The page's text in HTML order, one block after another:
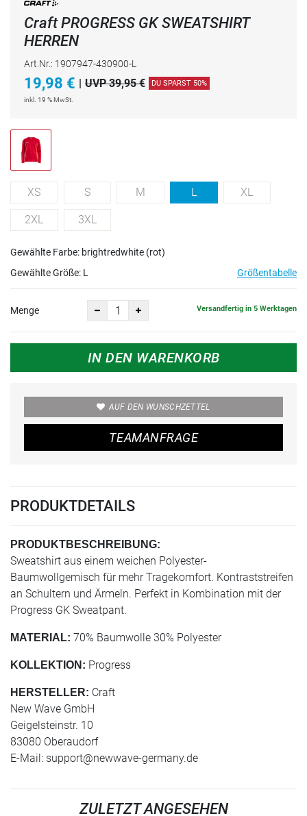
Craft PROGRESS GK SWEATSHIRT
HERREN
Art.Nr.: 1907947-430900-L
19,98 € | UVP 39,95 € DU SPARST 50%
inkl. 19 % MwSt.
XS S M L XL
2XL 3XL
Gewählte Farbe: brightredwhite (rot)
Gewählte Größe: L Größentabelle
Menge Versandfertig in 5 Werktagen
IN DEN WARENKORB
AUF DEN WUNSCHZETTEL
TEAMANFRAGE
PRODUKTDETAILS
PRODUKTBESCHREIBUNG:
Sweatshirt aus einem weichen Polyester-
Baumwollgemisch für mehr Tragekomfort. Kontraststreifen
an Schultern und Ärmeln. Perfekt in Kombination mit der
Progress GK Sweatpant.
MATERIAL: 70% Baumwolle 30% Polyester
KOLLEKTION: Progress
HERSTELLER: Craft
New Wave GmbH
Geigelsteinstr. 10
83080 Oberaudorf
E-Mail: support@newwave-germany.de
ZULETZT ANGESEHEN